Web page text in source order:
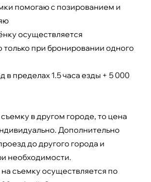
помогаю с позированием и
осуществляется
только при бронировании одного
в пределах 1.5 часа езды + 5 000
в другом городе, то цена
Дополнительно
до другого города и
необходимости.
съемку осуществляется по